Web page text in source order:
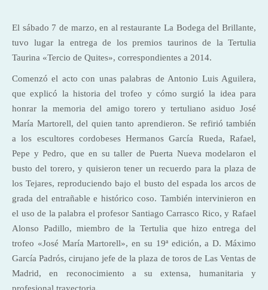
El sábado 7 de marzo, en al restaurante La Bodega del Brillante,
tuvo lugar la entrega de los premios taurinos de la Tertulia
Taurina «Tercio de Quites», correspondientes a 2014.
Comenzó el acto con unas palabras de Antonio Luis Aguilera,
que explicó la historia del trofeo y cómo surgió la idea para
honrar la memoria del amigo torero y tertuliano asiduo José
María Martorell, del quien tanto aprendieron. Se refirió también
a los escultores cordobeses Hermanos García Rueda, Rafael,
Pepe y Pedro, que en su taller de Puerta Nueva modelaron el
busto del torero, y quisieron tener un recuerdo para la plaza de
los Tejares, reproduciendo bajo el busto del espada los arcos de
grada del entrañable e histórico coso. También intervinieron en
el uso de la palabra el profesor Santiago Carrasco Rico, y Rafael
Alonso Padillo, miembro de la Tertulia que hizo entrega del
trofeo «José María Martorell», en su 19ª edición, a D. Máximo
García Padrós, cirujano jefe de la plaza de toros de Las Ventas de
Madrid, en reconocimiento a su extensa, humanitaria y
profesional trayectoria.